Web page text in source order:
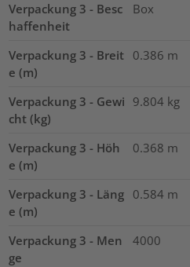
Verpackung 3 - Besc
haffenheit
Box
Verpackung 3 - Breit
e (m)
0.386 m
Verpackung 3 - Gewi
cht (kg)
9.804 kg
Verpackung 3 - Höh
e (m)
0.368 m
Verpackung 3 - Läng
e (m)
0.584 m
Verpackung 3 - Men
ge
4000